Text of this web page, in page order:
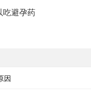
吃避孕药
因